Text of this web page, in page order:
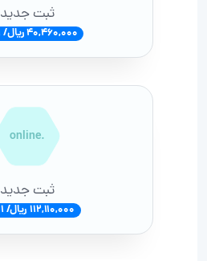
ثبت جدید
40,460,000 ریال/ 1 سال
.online
ثبت جدید
112,110,000 ریال/ 1 سال